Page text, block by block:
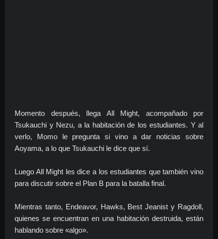
Momento después, llega All Might, acompañado por
Tsukauchi y Nezu, a la habitación de los estudiantes. Y al
verlo, Momo le pregunta si vino a dar noticias sobre
Aoyama, a lo que Tsukauchi le dice que sí.
Luego All Might les dice a los estudiantes que también vino
para discutir sobre el Plan B para la batalla final.
Mientras tanto, Endeavor, Hawks, Best Jeanist y Ragdoll,
quienes se encuentran en una habitación destruida, están
hablando sobre «algo».